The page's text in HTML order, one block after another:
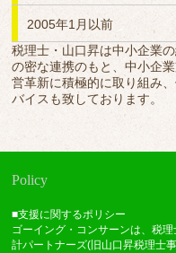
2005年1月以前
税理士・山口昇は中小企業
の密な連携のもと、中小企
営革新に積極的に取り組み
バイスも致しております。
Policy
■支援に関するポリシー
ゴーイング・コンサーンは、税
計パートナーズ(旧山口昇税理士